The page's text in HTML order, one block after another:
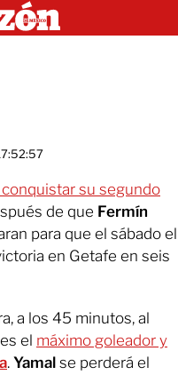
su segundo
de que Fermín
para que el sábado el
en Getafe en seis
a los 45 minutos, al
el máximo goleador y
. Yamal se perderá el